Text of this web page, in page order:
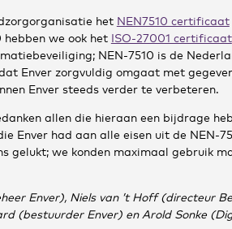
het NEN7510 certificaat
hebben we ook het ISO-27001 certificaat
NEN-7510 is de
Enver zorgvuldig omgaat met
Enver steeds verder te verbeteren.
allen die hieraan een bijdrage
Enver had aan alle eisen uit de NEN-
gelukt; we konden maximaal gebruik
Enver), Niels van ’t Hoff (directeur
(bestuurder Enver) en Arold Sonke